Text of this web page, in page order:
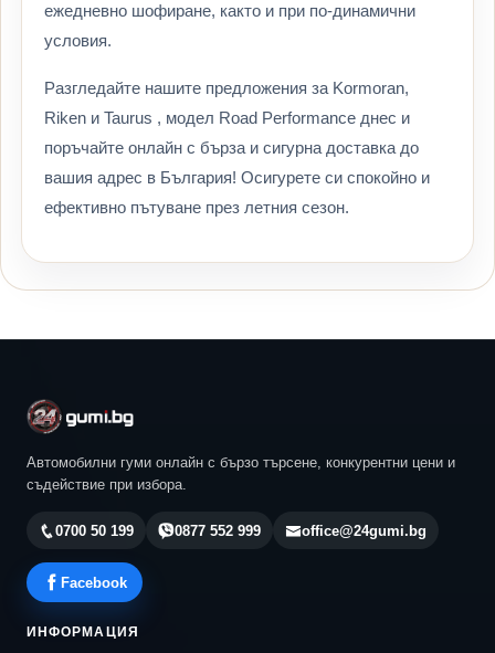
ежедневно шофиране, както и при по-динамични
условия.
Разгледайте нашите предложения за Kormoran,
Riken и Taurus , модел Road Performance днес и
поръчайте онлайн с бърза и сигурна доставка до
вашия адрес в България! Осигурете си спокойно и
ефективно пътуване през летния сезон.
Автомобилни гуми онлайн с бързо търсене, конкурентни цени и
съдействие при избора.
0700 50 199 0877 552 999 office@24gumi.bg
Facebook
ИНФОРМАЦИЯ